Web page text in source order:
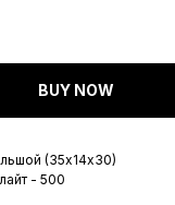
BUY NOW
(35х14х30)
- 500